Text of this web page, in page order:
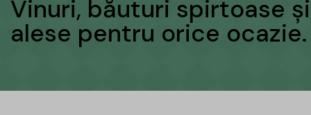
Vinuri, băuturi spirtoase
alese pentru orice ocazie.